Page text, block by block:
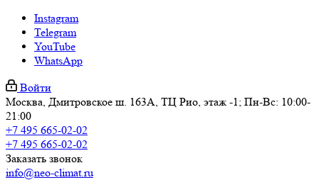
Instagram
Telegram
YouTube
WhatsApp
Войти
Москва, Дмитровское ш. 163А, ТЦ Рио, этаж -1; Пн-Вс: 10:00-
21:00
+7 495 665-02-02
+7 495 665-02-02
Заказать звонок
info@neo-climat.ru